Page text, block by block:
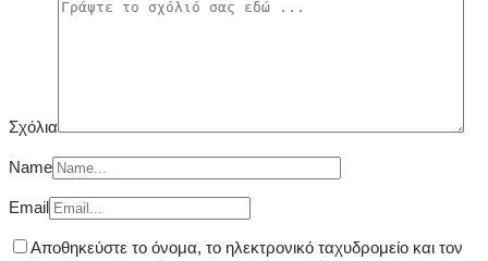
Σχόλια
Name
Email
Αποθηκεύστε το όνομα, το ηλεκτρονικό ταχυδρομείο και τον